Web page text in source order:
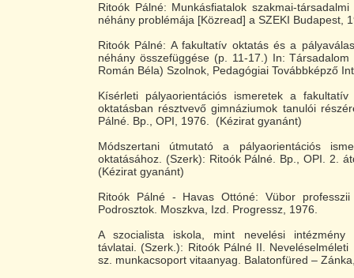
Ritoók Pálné: Munkásfiatalok szakmai-társadalmi
néhány problémája [Közread] a SZEKI Budapest,
Ritoók Pálné: A fakultatív oktatás és a
néhány összefüggése (p. 11-17.) In:
Román Béla) Szolnok, Pedagógiai Továbbképző
Kísérleti pályaorientációs ismeretek a fakultatív
oktatásban résztvevő gimnáziumok tanulói
Pálné. Bp., OPI, 1976. (Kézirat gyanánt)
Módszertani útmutató a pályaorientációs
oktatásához. (Szerk): Ritoók Pálné. Bp., OPI. 2.
(Kézirat gyanánt)
Ritoók Pálné - Havas Ottóné: Vübor
Podrosztok. Moszkva, Izd. Progressz, 1976.
A szocialista iskola, mint nevelési intézmény
távlatai. (Szerk.): Ritoók PálnéII. Neveléselméleti
sz. munkacsoport vitaanyag. Balatonfüred –